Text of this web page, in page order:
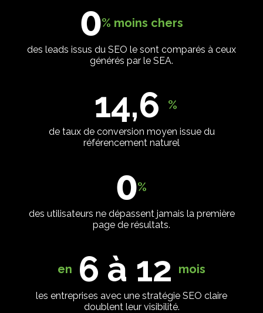
0% moins chers
des leads issus du SEO le sont comparés à ceux
générés par le SEA.
14,6 %
de taux de conversion moyen issue du
référencement naturel
0%
des utilisateurs ne dépassent jamais la première
page de résultats.
en 6 à 12 mois
les entreprises avec une stratégie SEO claire
doublent leur visibilité.